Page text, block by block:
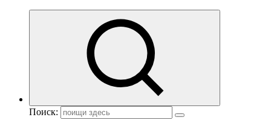
Поиск: